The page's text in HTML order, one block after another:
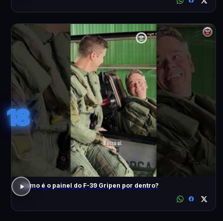
18
Como é o painel do F-39 Gripen por dentro?